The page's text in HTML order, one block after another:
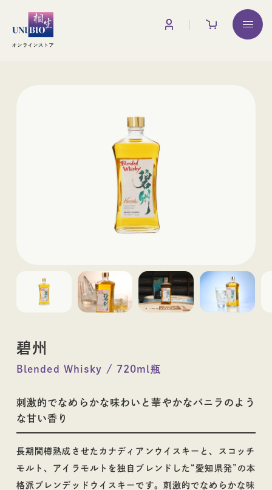
碧州
Blended Whisky / 720ml瓶
刺激的でなめらかな味わいと華やかなバニラのよう
な甘い香り
長期間樽熟成させたカナディアンウイスキーと、スコッチ
モルト、アイラモルトを独自ブレンドした“愛知県発”の本
格派ブレンデッドウイスキーです。刺激的でなめらかな味
■送料について
※送料には消費税が含まれています
※離島・一部地域では、追加送料をご請求させていただく
※日本酒をご購入の場合、品質保持のためにクール便(税
込330円を別途頂戴しております)を使用させていただい
お買い物ガイド
料理酒
その他蒸留酒 ウイスキー